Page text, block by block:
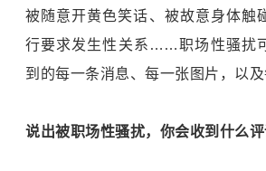
被随意开黄色笑话、被故意身体触
行要求发生性关系……职场性骚扰
到的每一条消息、每一张图片，以及
说出被职场性骚扰，你会收到什么评